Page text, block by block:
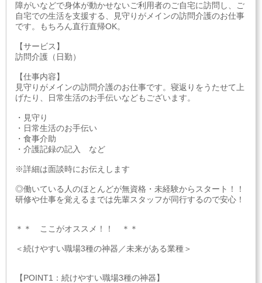
障がいなどで身体が動かせないご利用者のご自宅に訪問し、ご
自宅での生活を支援する、見守りがメインの訪問介護のお仕事
です。もちろん直行直帰OK。
【サービス】
訪問介護（日勤）
【仕事内容】
見守りがメインの訪問介護のお仕事です。寝返りをうたせて上
げたり、日常生活のお手伝いなどもございます。
・見守り
・日常生活のお手伝い
・食事介助
・介護記録の記入 など
※詳細は面談時にお伝えします
◎働いている人のほとんどが無資格・未経験からスタート！！
研修や仕事を覚えるまでは先輩スタッフが同行するので安心！
＊＊ ここがオススメ！！ ＊＊
＜続けやすい職場3種の神器／未来がある業種＞
【POINT1：続けやすい職場3種の神器】